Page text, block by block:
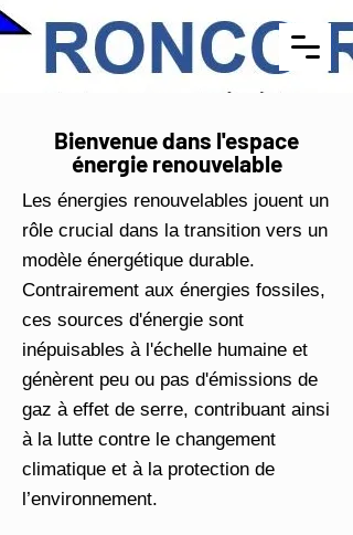
Bienvenue dans l'espace
énergie renouvelable
Les énergies renouvelables jouent un
rôle crucial dans la transition vers un
modèle énergétique durable.
Contrairement aux énergies fossiles,
ces sources d'énergie sont
inépuisables à l'échelle humaine et
génèrent peu ou pas d'émissions de
gaz à effet de serre, contribuant ainsi
à la lutte contre le changement
climatique et à la protection de
l’environnement.